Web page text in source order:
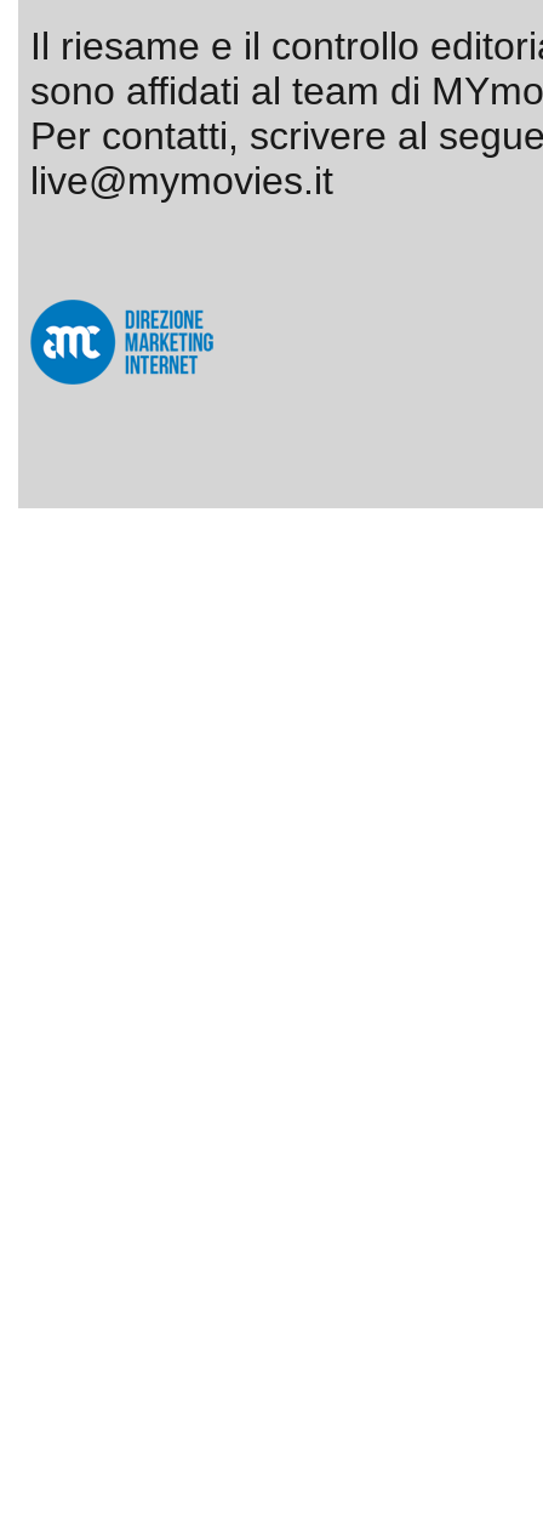
Il riesame e il controllo
sono affidati al team di
Per contatti, scrivere al
live@mymovies.it